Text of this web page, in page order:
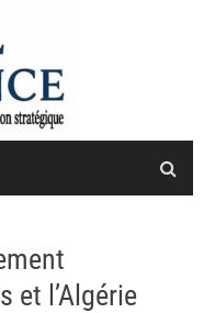
et l’Algérie